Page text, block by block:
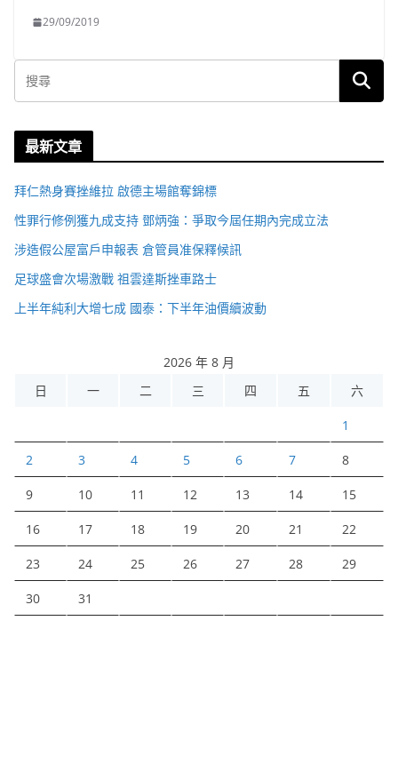
29/09/2019
最新文章
拜仁熱身賽挫維拉 啟德主場館奪錦標
性罪行修例獲九成支持 鄧炳強：爭取今屆任期內完成立法
涉造假公屋富戶申報表 倉管員准保釋候訊
足球盛會次場激戰 祖雲達斯挫車路士
上半年純利大增七成 國泰：下半年油價續波動
2026 年 8 月
日
一 二 三 四 五 六
1
2 3 4 5 6 7 8
9 10 11 12 13 14 15
16 17 18 19 20 21 22
23 24 25 26 27 28 29
30 31